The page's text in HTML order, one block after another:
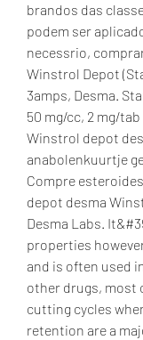
brandos das
podem ser
necessrio,
Winstrol Depot
3amps, Desma.
50 mg/cc, 2 mg/
Winstrol depot
anabolenkuurtje
Compre
depot desma
Desma Labs.
properties
and is often used
other drugs, most
cutting cycles
retention are a